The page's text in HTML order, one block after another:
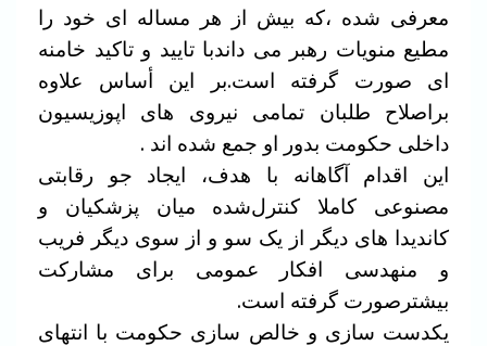
معرفی شده ،که بیش از هر مساله ای خود را
مطیع منویات رهبر می داندبا تایید و تاکید خامنه
ای صورت گرفته است.بر این أساس علاوه
براصلاح طلبان تمامی نیروی های اپوزیسیون
داخلی حکومت بدور او جمع شده اند .
این اقدام آگاهانه با هدف، ایجاد جو رقابتی
مصنوعی کاملا کنترل‌شده میان پزشکیان و
کاندیدا های دیگر از یک سو و از سوی دیگر فریب
و منهدسی افکار عمومی برای مشارکت
بیشترصورت گرفته است.
یکدست سازی و خالص سازی حکومت با انتهای